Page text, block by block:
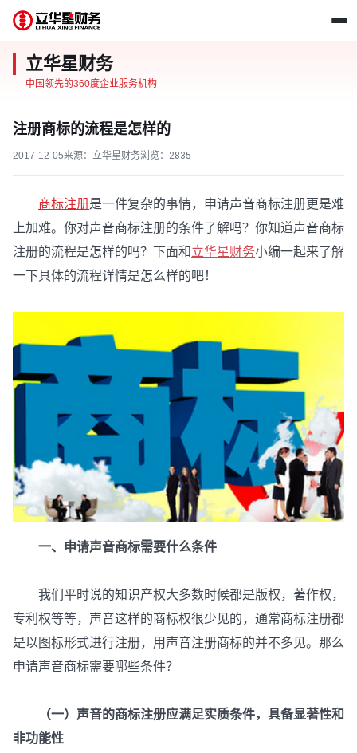
立华星财务
中国领先的360度企业服务机构
注册商标的流程是怎样的
2017-12-05来源：立华星财务浏览： 2835
商标注册是一件复杂的事情，申请声音商标注册更是难
上加难。你对声音商标注册的条件了解吗？你知道声音商标
注册的流程是怎样的吗？下面和立华星财务小编一起来了解
一下具体的流程详情是怎么样的吧！
一、申请声音商标需要什么条件
我们平时说的知识产权大多数时候都是版权，著作权，
专利权等等，声音这样的商标权很少见的，通常商标注册都
是以图标形式进行注册，用声音注册商标的并不多见。那么
申请声音商标需要哪些条件？
（一）声音的商标注册应满足实质条件，具备显著性和
非功能性